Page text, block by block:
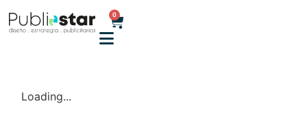
0
Loading...